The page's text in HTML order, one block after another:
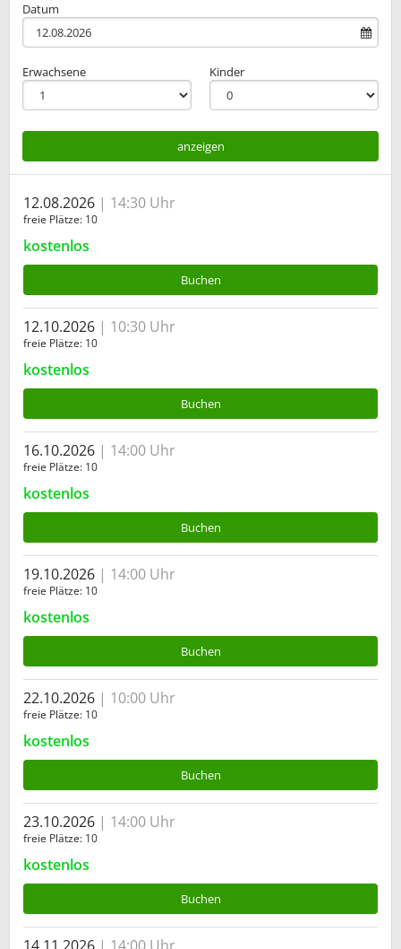
Datum
Erwachsene Kinder
anzeigen
12.08.2026 14:30 Uhr
freie Plätze 10
kostenlos
Buchen
12.10.2026 10:30 Uhr
freie Plätze 10
kostenlos
Buchen
16.10.2026 14:00 Uhr
freie Plätze 10
kostenlos
Buchen
19.10.2026 14:00 Uhr
freie Plätze 10
kostenlos
Buchen
22.10.2026 10:00 Uhr
freie Plätze 10
kostenlos
Buchen
23.10.2026 14:00 Uhr
freie Plätze 10
kostenlos
Buchen